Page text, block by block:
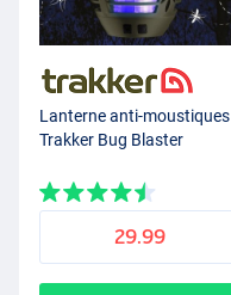
Lanterne anti-moustiques
Trakker Bug Blaster
29.99